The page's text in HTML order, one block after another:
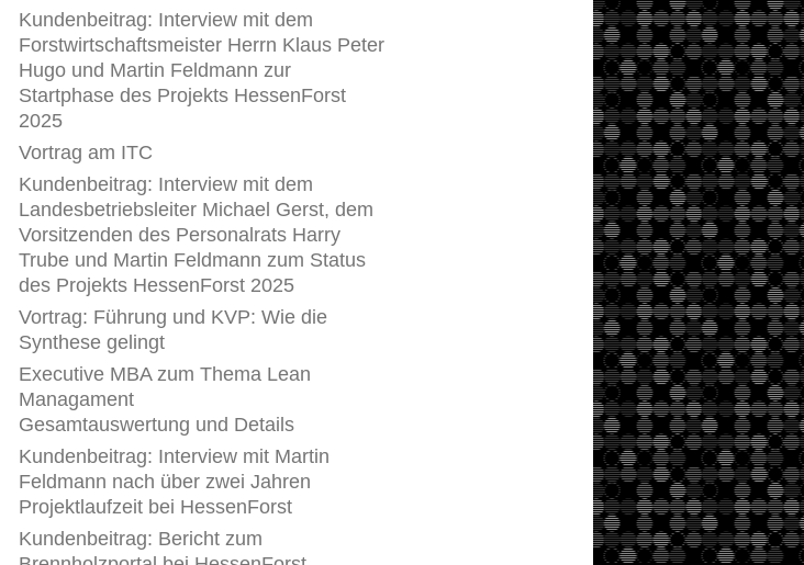
Kundenbeitrag: Interview mit dem
Forstwirtschaftsmeister Herrn Klaus Peter
Hugo und Martin Feldmann zur
Startphase des Projekts HessenForst
2025
Vortrag am ITC
Kundenbeitrag: Interview mit dem
Landesbetriebsleiter Michael Gerst, dem
Vorsitzenden des Personalrats Harry
Trube und Martin Feldmann zum Status
des Projekts HessenForst 2025
Vortrag: Führung und KVP: Wie die
Synthese gelingt
Executive MBA zum Thema Lean
Managament
Gesamtauswertung und Details
Kundenbeitrag: Interview mit Martin
Feldmann nach über zwei Jahren
Projektlaufzeit bei HessenForst
Kundenbeitrag: Bericht zum